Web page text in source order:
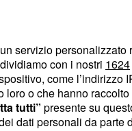
servizio personalizzato
con i nostri 1624
come l’indirizzo
o che hanno
tutti” presente su
dati personali da parte